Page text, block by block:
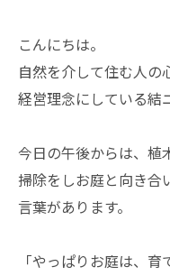
こんにちは。
自然を介して住む人の
経営理念にしている結
今日の午後からは、植
掃除をしお庭と向き合
言葉があります。
「やっぱりお庭は、